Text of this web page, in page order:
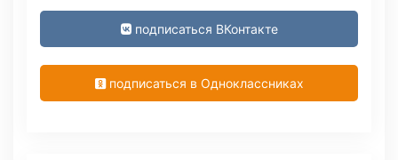
подписаться ВКонтакте
подписаться в Одноклассниках